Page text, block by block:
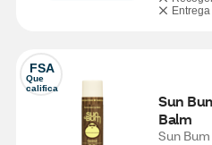
FSA
Que
califica
Sun
Balm
Sun Bum